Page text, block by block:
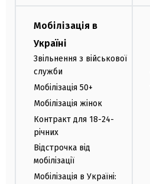
Мобілізація в
Україні
Звільнення з військової
служби
Мобілізація 50+
Мобілізація жінок
Контракт для 18-24-
річних
Відстрочка від
мобілізації
Мобілізація в Україні: